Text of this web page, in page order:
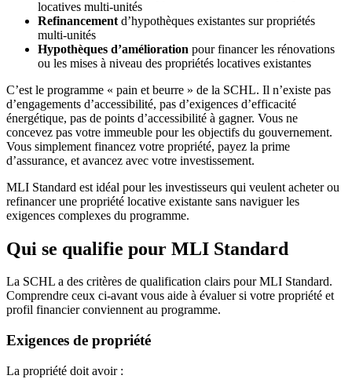
locatives multi-unités
Refinancement d’hypothèques existantes sur propriétés
multi-unités
Hypothèques d’amélioration pour financer les rénovations
ou les mises à niveau des propriétés locatives existantes
C’est le programme « pain et beurre » de la SCHL. Il n’existe pas
d’engagements d’accessibilité, pas d’exigences d’efficacité
énergétique, pas de points d’accessibilité à gagner. Vous ne
concevez pas votre immeuble pour les objectifs du gouvernement.
Vous simplement financez votre propriété, payez la prime
d’assurance, et avancez avec votre investissement.
MLI Standard est idéal pour les investisseurs qui veulent acheter ou
refinancer une propriété locative existante sans naviguer les
exigences complexes du programme.
Qui se qualifie pour MLI Standard
La SCHL a des critères de qualification clairs pour MLI Standard.
Comprendre ceux ci-avant vous aide à évaluer si votre propriété et
profil financier conviennent au programme.
Exigences de propriété
La propriété doit avoir :